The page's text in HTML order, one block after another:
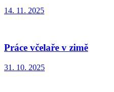
14. 11. 2025
Práce včelaře v zimě
31. 10. 2025